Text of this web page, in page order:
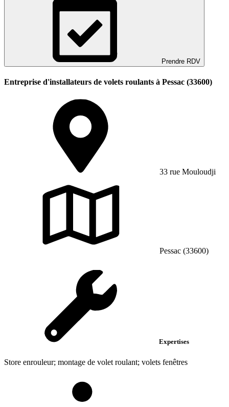
Prendre RDV
Entreprise d'installateurs de volets roulants à Pessac (33600)
33 rue Mouloudji
Pessac (33600)
Expertises
Store enrouleur; montage de volet roulant; volets fenêtres